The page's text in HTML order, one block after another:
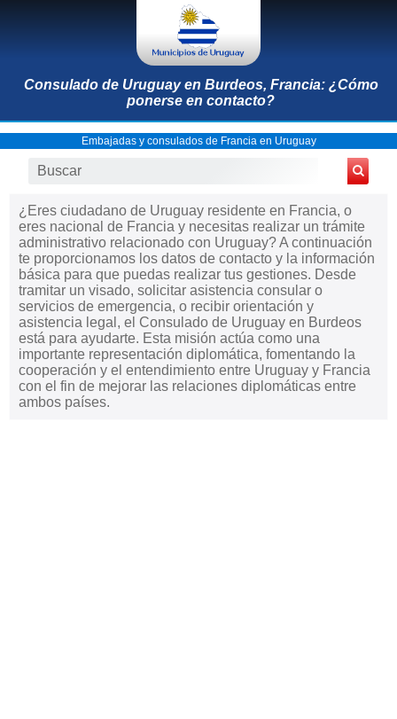
Consulado de Uruguay en Burdeos, Francia: ¿Cómo
ponerse en contacto?
Embajadas y consulados de Francia en Uruguay
¿Eres ciudadano de Uruguay residente en Francia, o
eres nacional de Francia y necesitas realizar un trámite
administrativo relacionado con Uruguay? A continuación
te proporcionamos los datos de contacto y la información
básica para que puedas realizar tus gestiones. Desde
tramitar un visado, solicitar asistencia consular o
servicios de emergencia, o recibir orientación y
asistencia legal, el Consulado de Uruguay en Burdeos
está para ayudarte. Esta misión actúa como una
importante representación diplomática, fomentando la
cooperación y el entendimiento entre Uruguay y Francia
con el fin de mejorar las relaciones diplomáticas entre
ambos países.